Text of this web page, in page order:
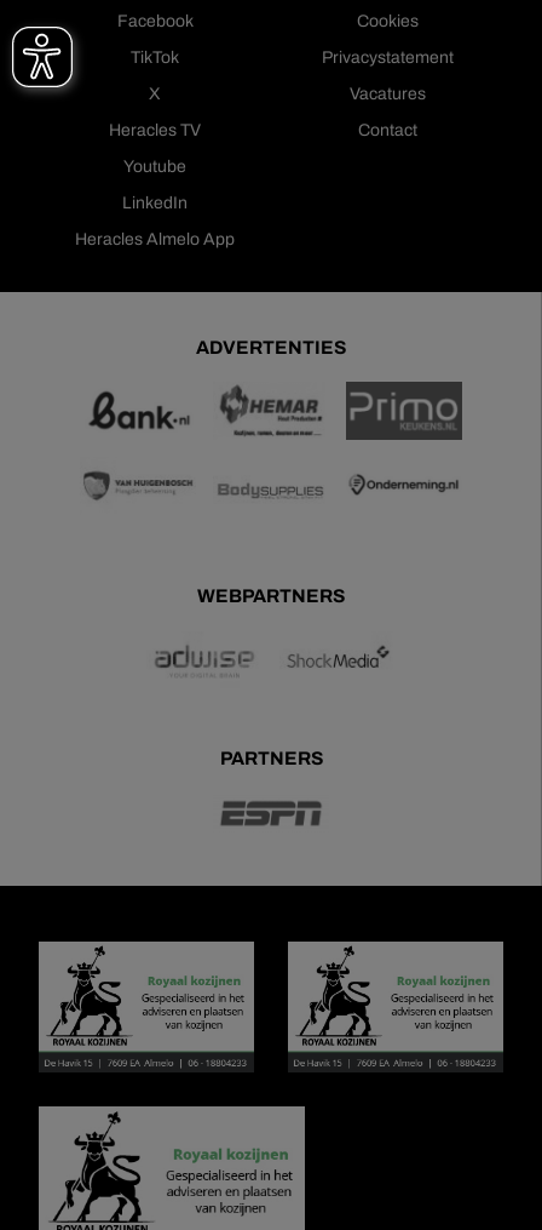
Facebook
TikTok
X
Heracles TV
Youtube
LinkedIn
Heracles Almelo App
Cookies
Privacystatement
Vacatures
Contact
ADVERTENTIES
WEBPARTNERS
PARTNERS